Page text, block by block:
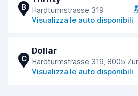
B
Hardturmstrasse 319
Visualizza le auto disponibili
C
Dollar
Hardturmstrasse 319, 8005
Visualizza le auto disponibili